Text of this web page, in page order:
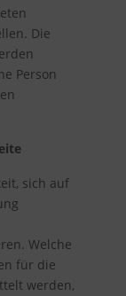
Die
Person
sich auf
Welche
für die
werden,